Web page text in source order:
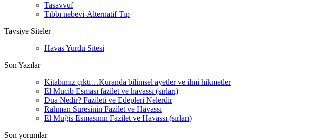
Tasavvuf
Tıbbı nebevi-Alternatif Tıp
Tavsiye Siteler
Havas Yurdu Sitesi
Son Yazılar
Kitabımız çıktı…Kuranda bilimsel ayetler ve ilmi hikmetler
El Mucib Esması fazilet ve havassı (sırları)
Dua Nedir? Fazileti ve Edepleri Nelerdir
Rahman Suresinin Fazilet ve Havassı
El Muğis Esmasının Fazilet ve Havassı (sırları)
Son yorumlar